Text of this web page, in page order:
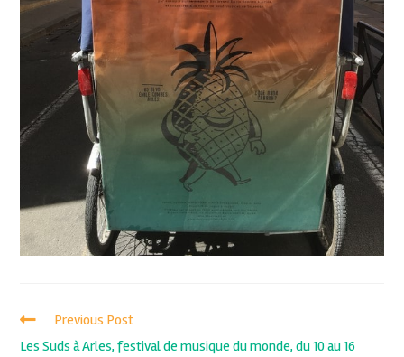
Previous Post
Les Suds à Arles, festival de musique du monde, du 10 au 16